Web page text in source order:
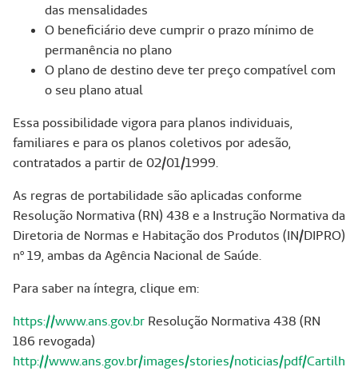
das mensalidades
O beneficiário deve cumprir o prazo mínimo de
permanência no plano
O plano de destino deve ter preço compatível com
o seu plano atual
Essa possibilidade vigora para planos individuais,
familiares e para os planos coletivos por adesão,
contratados a partir de 02/01/1999.
As regras de portabilidade são aplicadas conforme
Resolução Normativa (RN) 438 e a Instrução Normativa da
Diretoria de Normas e Habitação dos Produtos (IN/DIPRO)
nº 19, ambas da Agência Nacional de Saúde.
Para saber na íntegra, clique em:
https://www.ans.gov.br Resolução Normativa 438 (RN
186 revogada)
http://www.ans.gov.br/images/stories/noticias/pdf/Cartilh